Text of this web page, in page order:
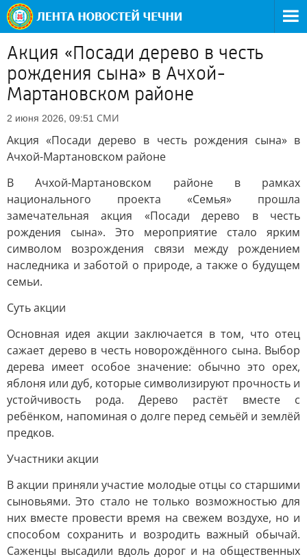
Акция «Посади дерево в честь
рождения сына» в Ачхой-
Мартановском районе
2 июня 2026, 09:51 СМИ
Акция «Посади дерево в честь рождения сына» в
Ачхой-Мартановском районе
В Ачхой-Мартановском районе в рамках
национального проекта «Семья» прошла
замечательная акция «Посади дерево в честь
рождения сына». Это мероприятие стало ярким
символом возрождения связи между рождением
наследника и заботой о природе, а также о будущем
семьи.
Суть акции
Основная идея акции заключается в том, что отец
сажает дерево в честь новорождённого сына. Выбор
дерева имеет особое значение: обычно это орех,
яблоня или дуб, которые символизируют прочность и
устойчивость рода. Дерево растёт вместе с
ребёнком, напоминая о долге перед семьёй и землёй
предков.
Участники акции
В акции приняли участие молодые отцы со старшими
сыновьями. Это стало не только возможностью для
них вместе провести время на свежем воздухе, но и
способом сохранить и возродить важный обычай.
Саженцы высадили вдоль дорог и на общественных